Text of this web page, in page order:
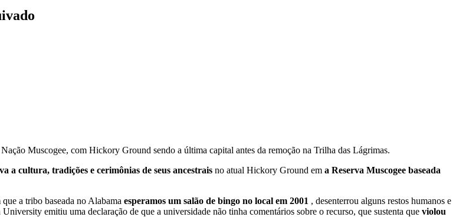
Muscogee, com Hickory Ground sendo a última capital antes da remoção na Trilha das Lágrimas.
a cultura, tradições e cerimônias de seus ancestrais no atual Hickory Ground em a Reserva Muscogee baseada
a tribo baseada no Alabama esperamos um salão de bingo no local em 2001 , desenterrou alguns restos humanos e
emitiu uma declaração de que a universidade não tinha comentários sobre o recurso, que sustenta que violou